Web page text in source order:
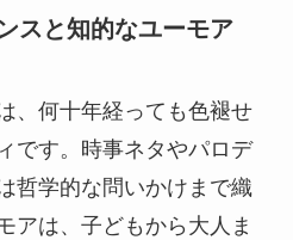
スと知的なユーモア
、何十年経っても色褪せ
です。時事ネタやパロデ
哲学的な問いかけまで織
アは、子どもから大人ま